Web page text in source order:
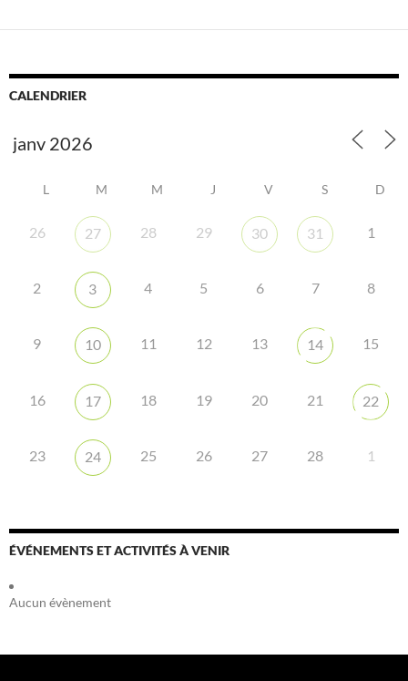
CALENDRIER
L M M J V S D
26 27 28 29 30 31 1
2 3 4 5 6 7 8
9 10 11 12 13 14 15
16 17 18 19 20 21 22
23 24 25 26 27 28 1
ÉVÉNEMENTS ET ACTIVITÉS À VENIR
Aucun évènement